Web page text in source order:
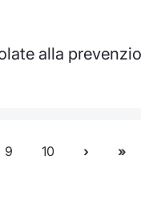
alla
9 10